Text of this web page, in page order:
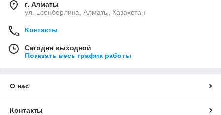
г. Алматы
ул. Есенберлина, Алматы, Казахстан
Контакты
Сегодня выходной
Показать весь график работы
О нас
Контакты